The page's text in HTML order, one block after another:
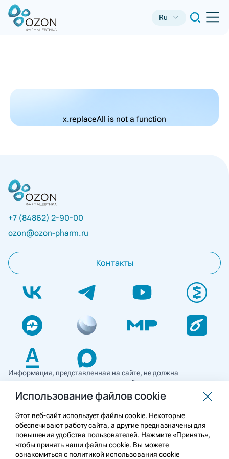
Ru
x.replaceAll is not a function
+7 (84862) 2-90-00
ozon@ozon-pharm.ru
Контакты
Информация, представленная на сайте, не должна
использоваться для самостоятельной диагностики и лечения
и не может служить заменой очной консультации врача. Перед
применением необходимо ознакомиться
с противопоказаниями препарата. Информация
о лекарственных средствах рецептурного отпуска
предназначена для медицинских и фармацевтических
работников.
Использование файлов cookie
Этот веб-сайт использует файлы cookie. Некоторые
обеспечивают работу сайта, а другие предназначены для
повышения удобства пользователей. Нажмите «Принять»,
чтобы принять наши файлы cookie. Вы можете
ознакомиться с политикой использования cookie